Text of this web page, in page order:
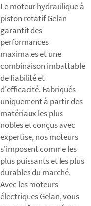
Le moteur hydraulique à
piston rotatif Gelan
garantit des
performances
maximales et une
combinaison imbattable
de fiabilité et
d'efficacité. Fabriqués
uniquement à partir des
matériaux les plus
nobles et conçus avec
expertise, nos moteurs
s'imposent comme les
plus puissants et les plus
durables du marché.
Avec les moteurs
électriques Gelan, vous